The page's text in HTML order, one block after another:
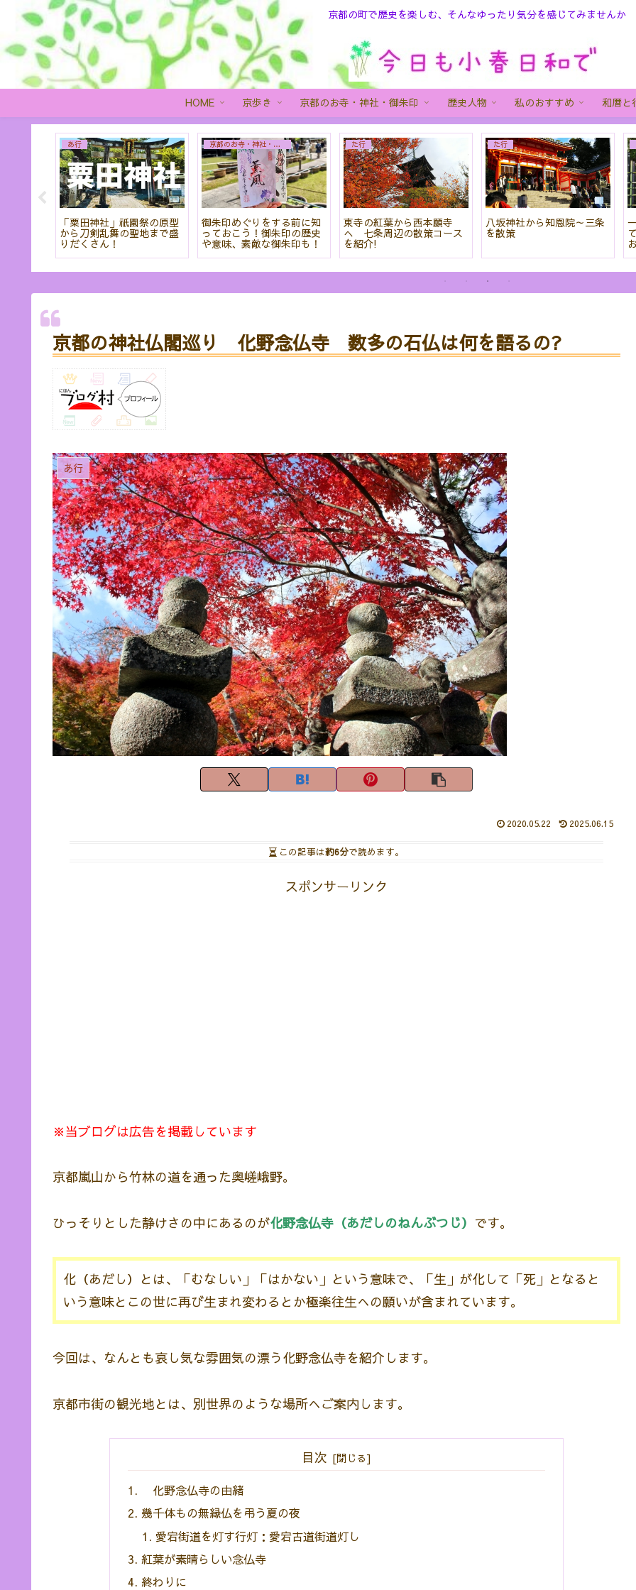
京都の町で歴史を楽しむ、そんなゆったり気分を感じてみませんか
HOME 京歩き 京都のお寺・神社・御朱印 歴史人物 私のおすすめ 和暦と
癒しの空間
は行
京都御所から本能寺まで
桜と香りに癒される散策は
いかがですか?
は行
京都 藤森神社と伏見稲荷大
社の不思議な関係はお神輿
に隠されている!?
さ行
京都 山科散策 ～随心院で
小野小町気分
あ行
「頭の観音さん」今熊野観
音寺は四国八十八ヶ所巡り
京都の神社仏閣巡り 化野念仏寺 数多の石仏は何を語るの?
あ行
2020.05.22 2025.06.15
この記事は約6分で読めます。
スポンサーリンク
※当ブログは広告を掲載しています
京都嵐山から竹林の道を通った奥嵯峨野。
ひっそりとした静けさの中にあるのが化野念仏寺（あだしのねんぶつじ） です。
化（あだし）とは、「むなしい」「はかない」という意味で、「生」が化して「死」となると
いう意味とこの世に再び生まれ変わるとか極楽往生への願いが含まれています。
今回は、なんとも哀し気な雰囲気の漂う化野念仏寺を紹介します。
京都市街の観光地とは、別世界のような場所へご案内します。
目次
化野念仏寺の由緒
幾千体もの無縁仏を弔う夏の夜
愛宕街道を灯す行灯：愛宕古道街道灯し
紅葉が素晴らしい念仏寺
終わりに